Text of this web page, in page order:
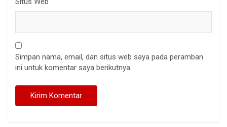
Simpan nama, email, dan situs web saya pada peramban
ini untuk komentar saya berikutnya.